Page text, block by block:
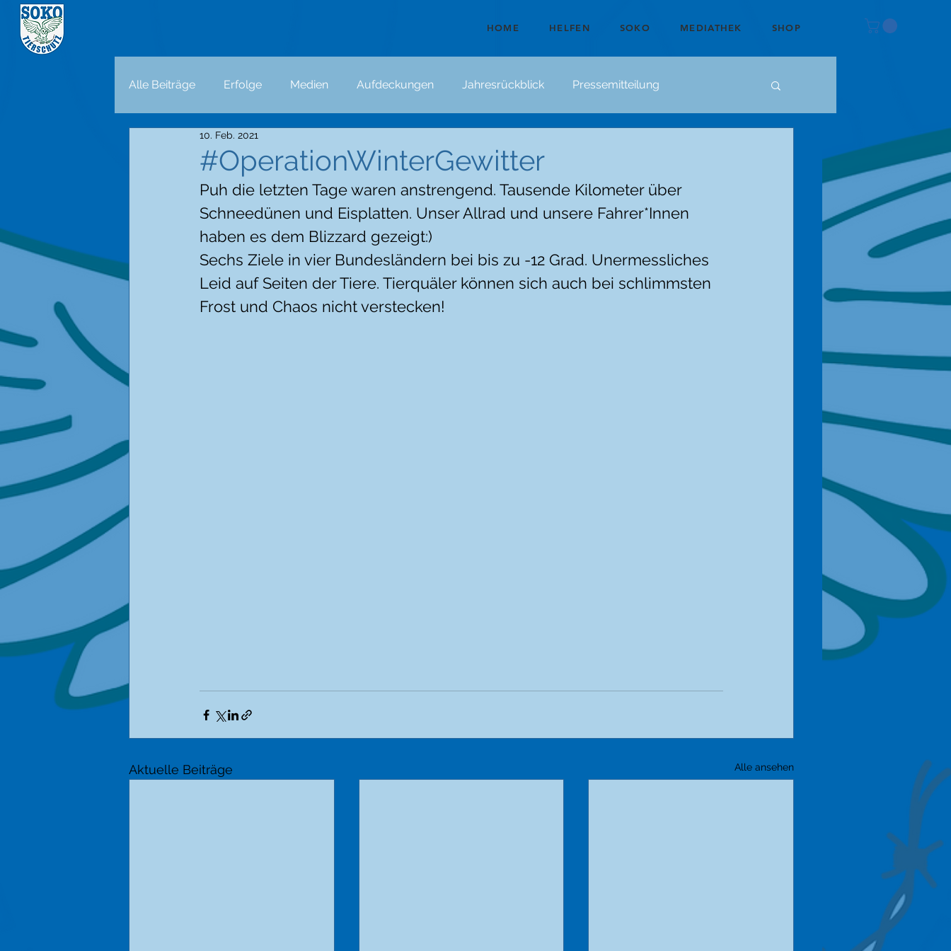
HOME HELFEN SOKO MEDIATHEK SHOP
Alle Beiträge Erfolge Medien Aufdeckungen Jahresrückblick Pressemitteilung
#OperationWinterGewitter
10. Feb. 2021
Puh die letzten Tage waren anstrengend. Tausende Kilometer über
Schneedünen und Eisplatten. Unser Allrad und unsere Fahrer*Innen
haben es dem Blizzard gezeigt:)
Sechs Ziele in vier Bundesländern bei bis zu -12 Grad. Unermessliches
Leid auf Seiten der Tiere. Tierquäler können sich auch bei schlimmsten
Frost und Chaos nicht verstecken!
Aktuelle Beiträge Alle ansehen